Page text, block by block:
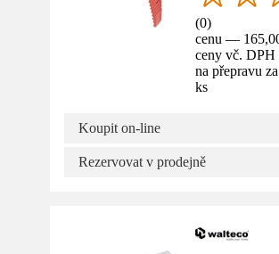
(0)
cenu —
ceny vč. DPH
na přepravu
ks
Koupit on-line
Rezervovat v prodejně